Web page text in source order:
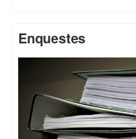
Enquestes